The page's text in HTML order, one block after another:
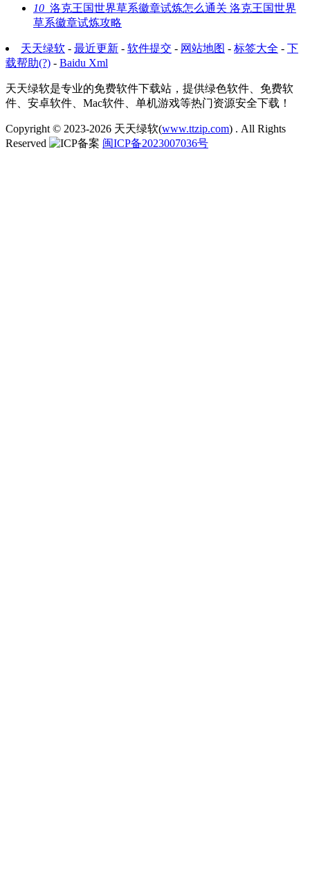
10 洛克王国世界草系徽章试炼怎么通关 洛克王国世界
草系徽章试炼攻略
天天绿软 - 最近更新 - 软件提交 - 网站地图 - 标签大全 - 下
载帮助(?) - Baidu Xml
天天绿软是专业的免费软件下载站，提供绿色软件、免费软
件、安卓软件、Mac软件、单机游戏等热门资源安全下载！
Copyright © 2023-2026 天天绿软(www.ttzip.com) . All Rights
Reserved
闽ICP备2023007036号